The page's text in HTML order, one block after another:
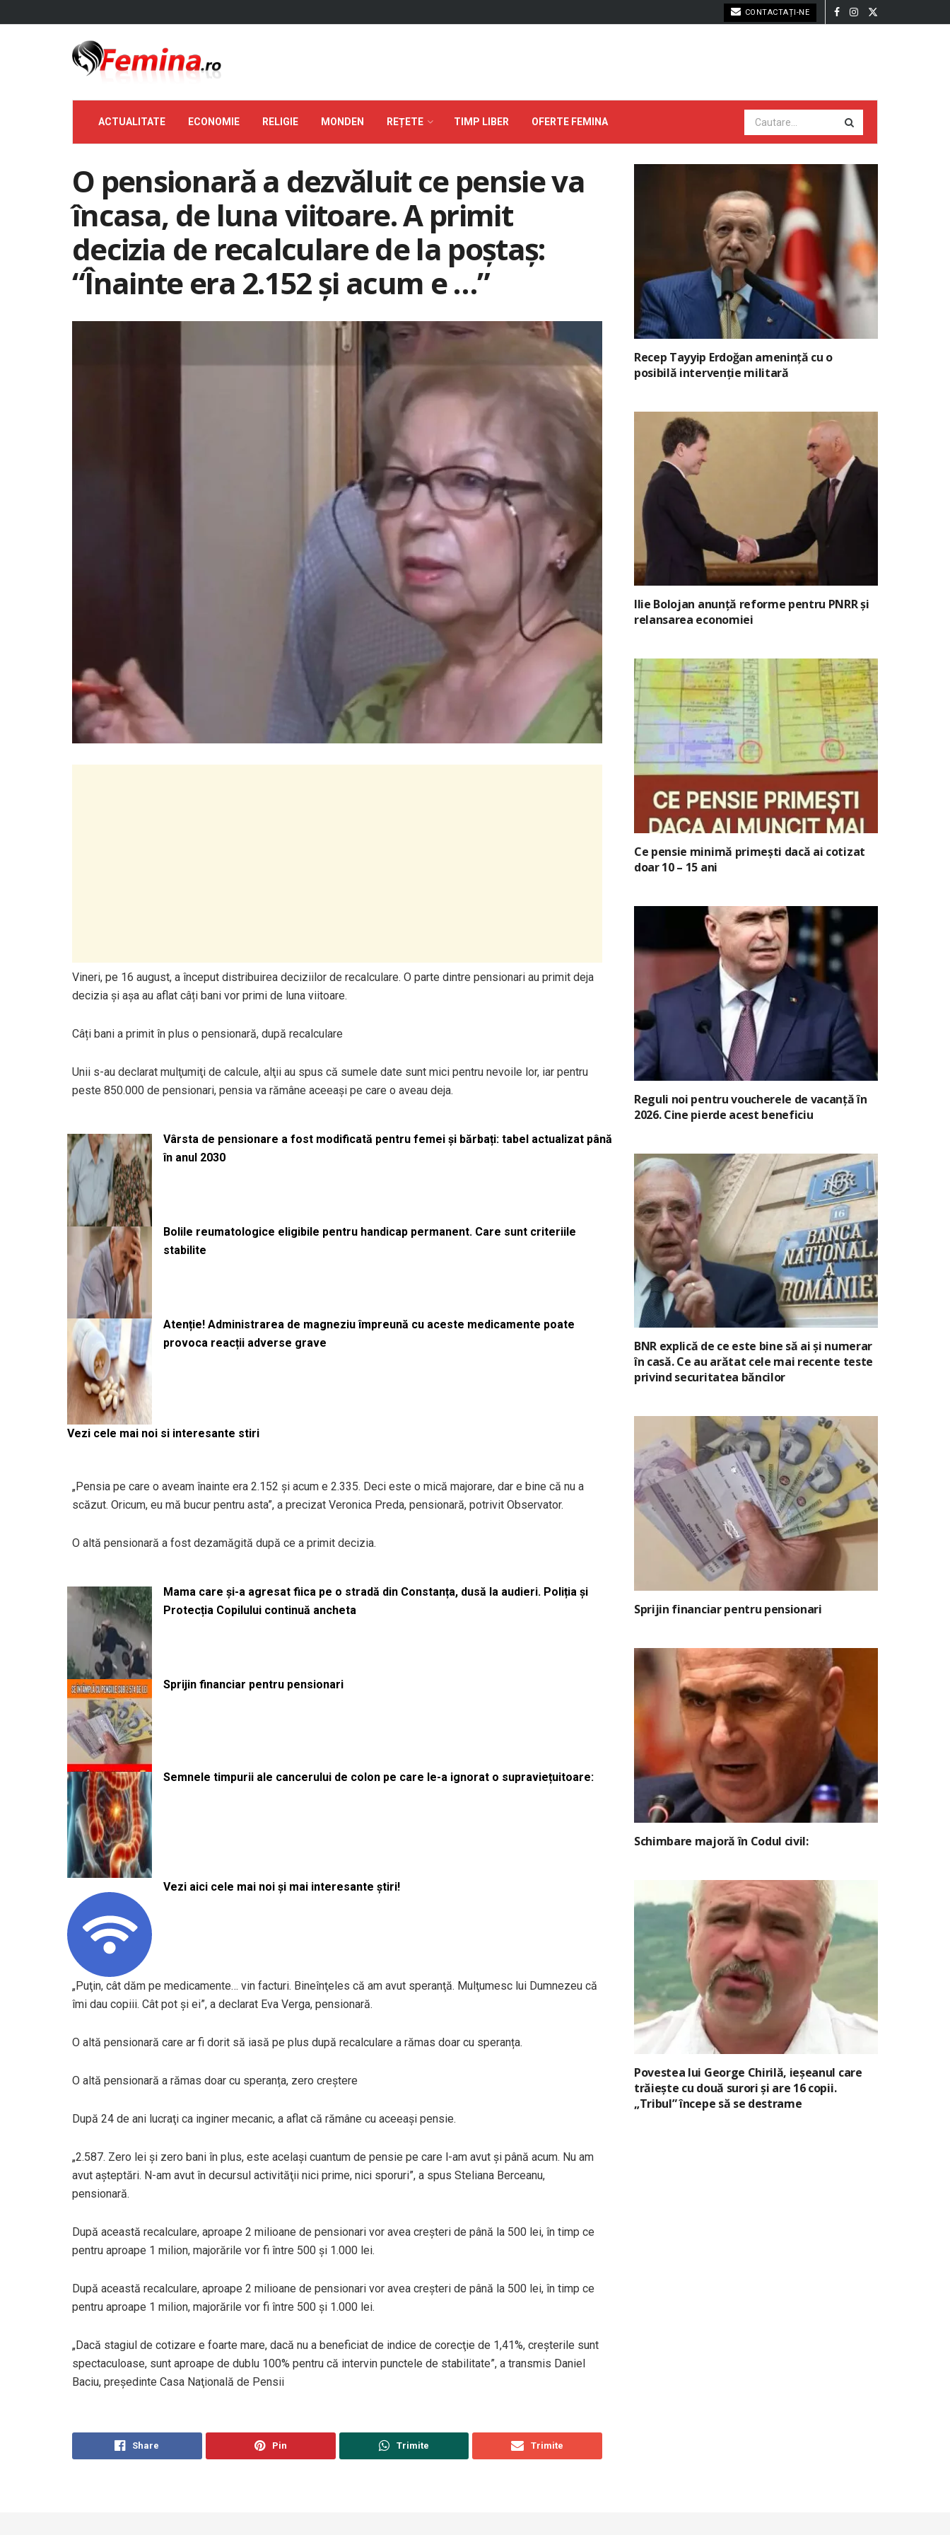
CONTACTAȚI-NE
ACTUALITATE ECONOMIE RELIGIE MONDEN REȚETE TIMP LIBER OFERTE FEMINA
O pensionară a dezvăluit ce pensie va
încasa, de luna viitoare. A primit
decizia de recalculare de la poștaș:
“Înainte era 2.152 şi acum e …”
Vineri, pe 16 august, a început distribuirea deciziilor de recalculare. O parte dintre pensionari au primit deja
decizia și așa au aflat câți bani vor primi de luna viitoare.
Câți bani a primit în plus o pensionară, după recalculare
Unii s-au declarat mulţumiţi de calcule, alţii au spus că sumele date sunt mici pentru nevoile lor, iar pentru
peste 850.000 de pensionari, pensia va rămâne aceeași pe care o aveau deja.
Vârsta de pensionare a fost modificată pentru femei și bărbați: tabel actualizat până
în anul 2030
Bolile reumatologice eligibile pentru handicap permanent. Care sunt criteriile
stabilite
Atenție! Administrarea de magneziu împreună cu aceste medicamente poate
provoca reacții adverse grave
Vezi cele mai noi si interesante stiri
„Pensia pe care o aveam înainte era 2.152 şi acum e 2.335. Deci este o mică majorare, dar e bine că nu a
scăzut. Oricum, eu mă bucur pentru asta”, a precizat Veronica Preda, pensionară, potrivit Observator.
O altă pensionară a fost dezamăgită după ce a primit decizia.
Mama care și-a agresat fiica pe o stradă din Constanța, dusă la audieri. Poliția și
Protecția Copilului continuă ancheta
Sprijin financiar pentru pensionari
Semnele timpurii ale cancerului de colon pe care le-a ignorat o supraviețuitoare:
Vezi aici cele mai noi și mai interesante știri!
„Puţin, cât dăm pe medicamente… vin facturi. Bineînţeles că am avut speranţă. Mulţumesc lui Dumnezeu că
îmi dau copiii. Cât pot şi ei”, a declarat Eva Verga, pensionară.
O altă pensionară care ar fi dorit să iasă pe plus după recalculare a rămas doar cu speranța.
O altă pensionară a rămas doar cu speranța, zero creștere
După 24 de ani lucraţi ca inginer mecanic, a aflat că rămâne cu aceeași pensie.
„2.587. Zero lei şi zero bani în plus, este acelaşi cuantum de pensie pe care l-am avut şi până acum. Nu am
avut aşteptări. N-am avut în decursul activităţii nici prime, nici sporuri”, a spus Steliana Berceanu,
pensionară.
După această recalculare, aproape 2 milioane de pensionari vor avea creşteri de până la 500 lei, în timp ce
pentru aproape 1 milion, majorările vor fi între 500 şi 1.000 lei.
După această recalculare, aproape 2 milioane de pensionari vor avea creşteri de până la 500 lei, în timp ce
pentru aproape 1 milion, majorările vor fi între 500 şi 1.000 lei.
„Dacă stagiul de cotizare e foarte mare, dacă nu a beneficiat de indice de corecţie de 1,41%, creşterile sunt
spectaculoase, sunt aproape de dublu 100% pentru că intervin punctele de stabilitate”, a transmis Daniel
Baciu, preşedinte Casa Naţională de Pensii
Share Pin Trimite Trimite
Recep Tayyip Erdoğan amenință cu o
posibilă intervenție militară
Ilie Bolojan anunță reforme pentru PNRR și
relansarea economiei
Ce pensie minimă primești dacă ai cotizat
doar 10 – 15 ani
Reguli noi pentru voucherele de vacanță în
2026. Cine pierde acest beneficiu
BNR explică de ce este bine să ai și numerar
în casă. Ce au arătat cele mai recente teste
privind securitatea băncilor
Sprijin financiar pentru pensionari
Schimbare majoră în Codul civil:
Povestea lui George Chirilă, ieșeanul care
trăiește cu două surori și are 16 copii.
„Tribul” începe să se destrame